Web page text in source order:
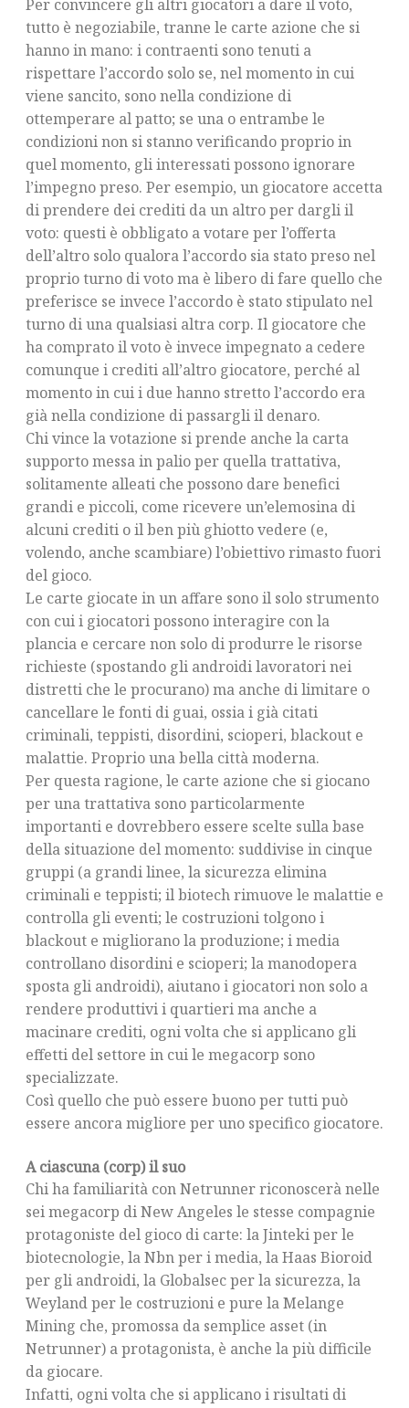
Per convincere gli altri giocatori a dare il voto,
tutto è negoziabile, tranne le carte azione che si
hanno in mano: i contraenti sono tenuti a
rispettare l’accordo solo se, nel momento in cui
viene sancito, sono nella condizione di
ottemperare al patto; se una o entrambe le
condizioni non si stanno verificando proprio in
quel momento, gli interessati possono ignorare
l’impegno preso. Per esempio, un giocatore accetta
di prendere dei crediti da un altro per dargli il
voto: questi è obbligato a votare per l’offerta
dell’altro solo qualora l’accordo sia stato preso nel
proprio turno di voto ma è libero di fare quello che
preferisce se invece l’accordo è stato stipulato nel
turno di una qualsiasi altra corp. Il giocatore che
ha comprato il voto è invece impegnato a cedere
comunque i crediti all’altro giocatore, perché al
momento in cui i due hanno stretto l’accordo era
già nella condizione di passargli il denaro.
Chi vince la votazione si prende anche la carta
supporto messa in palio per quella trattativa,
solitamente alleati che possono dare benefici
grandi e piccoli, come ricevere un’elemosina di
alcuni crediti o il ben più ghiotto vedere (e,
volendo, anche scambiare) l’obiettivo rimasto fuori
del gioco.
Le carte giocate in un affare sono il solo strumento
con cui i giocatori possono interagire con la
plancia e cercare non solo di produrre le risorse
richieste (spostando gli androidi lavoratori nei
distretti che le procurano) ma anche di limitare o
cancellare le fonti di guai, ossia i già citati
criminali, teppisti, disordini, scioperi, blackout e
malattie. Proprio una bella città moderna.
Per questa ragione, le carte azione che si giocano
per una trattativa sono particolarmente
importanti e dovrebbero essere scelte sulla base
della situazione del momento: suddivise in cinque
gruppi (a grandi linee, la sicurezza elimina
criminali e teppisti; il biotech rimuove le malattie e
controlla gli eventi; le costruzioni tolgono i
blackout e migliorano la produzione; i media
controllano disordini e scioperi; la manodopera
sposta gli androidi), aiutano i giocatori non solo a
rendere produttivi i quartieri ma anche a
macinare crediti, ogni volta che si applicano gli
effetti del settore in cui le megacorp sono
specializzate.
Così quello che può essere buono per tutti può
essere ancora migliore per uno specifico giocatore.
A ciascuna (corp) il suo
Chi ha familiarità con Netrunner riconoscerà nelle
sei megacorp di New Angeles le stesse compagnie
protagoniste del gioco di carte: la Jinteki per le
biotecnologie, la Nbn per i media, la Haas Bioroid
per gli androidi, la Globalsec per la sicurezza, la
Weyland per le costruzioni e pure la Melange
Mining che, promossa da semplice asset (in
Netrunner) a protagonista, è anche la più difficile
da giocare.
Infatti, ogni volta che si applicano i risultati di